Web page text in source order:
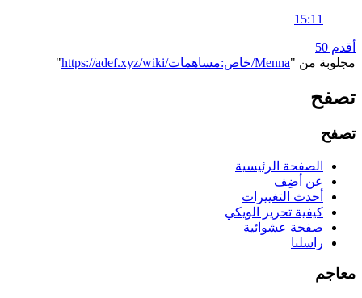
15:11
أقدم 50
مجلوبة من "https://adef.xyz/wiki/خاص:مساهمات/Menna "
تصفح
تصفح
الصفحة الرئيسية
عن أضِف
أحدث التغييرات
كيفية تحرير الويكي
صفحة عشوائية
راسلنا
معاجم